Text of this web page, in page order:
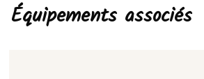
Équipements associés